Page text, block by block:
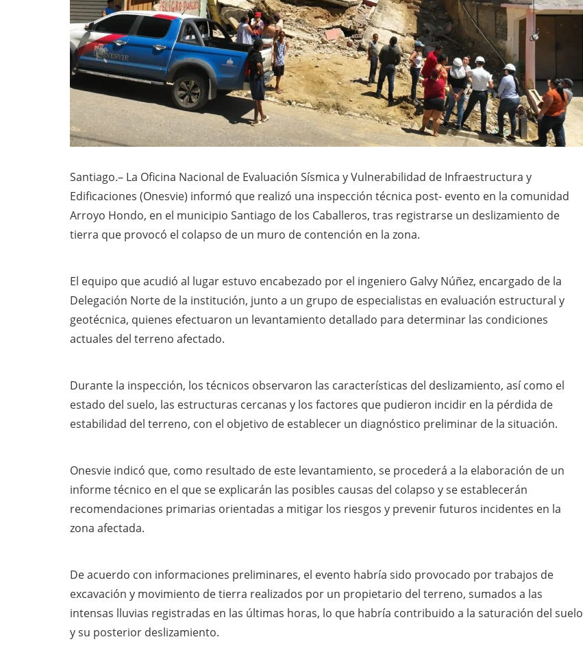
Santiago.– La Oficina Nacional de Evaluación Sísmica y Vulnerabilidad de Infraestructura y
Edificaciones (Onesvie) informó que realizó una inspección técnica post- evento en la comunidad
Arroyo Hondo, en el municipio Santiago de los Caballeros, tras registrarse un deslizamiento de
tierra que provocó el colapso de un muro de contención en la zona.
El equipo que acudió al lugar estuvo encabezado por el ingeniero Galvy Núñez, encargado de la
Delegación Norte de la institución, junto a un grupo de especialistas en evaluación estructural y
geotécnica, quienes efectuaron un levantamiento detallado para determinar las condiciones
actuales del terreno afectado.
Durante la inspección, los técnicos observaron las características del deslizamiento, así como el
estado del suelo, las estructuras cercanas y los factores que pudieron incidir en la pérdida de
estabilidad del terreno, con el objetivo de establecer un diagnóstico preliminar de la situación.
Onesvie indicó que, como resultado de este levantamiento, se procederá a la elaboración de un
informe técnico en el que se explicarán las posibles causas del colapso y se establecerán
recomendaciones primarias orientadas a mitigar los riesgos y prevenir futuros incidentes en la
zona afectada.
De acuerdo con informaciones preliminares, el evento habría sido provocado por trabajos de
excavación y movimiento de tierra realizados por un propietario del terreno, sumados a las
intensas lluvias registradas en las últimas horas, lo que habría contribuido a la saturación del suelo
y su posterior deslizamiento.